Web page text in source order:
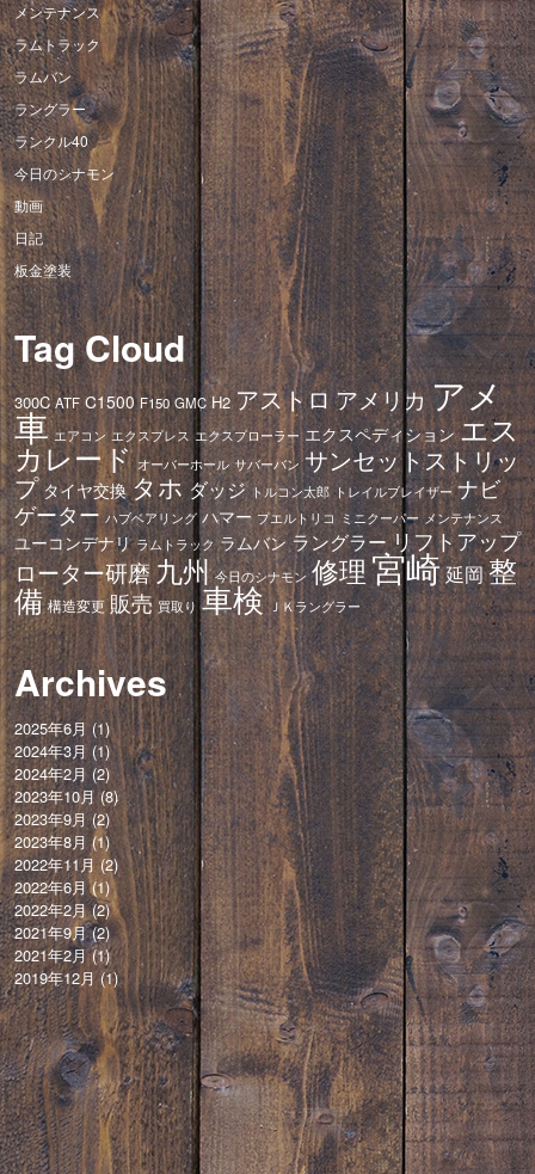
メンテナンス
ラムトラック
ラムバン
ラングラー
ランクル40
今日のシナモン
動画
日記
板金塗装
Tag Cloud
300C ATF C1500 F150 GMC H2 アストロアメリカ アメ
車 エアコン エクスプレス エクスプローラー エクスペディション エス
カレード オーバーホール サバーバン サンセットストリッ
プ タイヤ交換 タホ ダッジ トルコン太郎 トレイルブレイザー ナビ
ゲーター ハブベアリング ハマー プエルトリコ ミニクーパー メンテナンス
ユーコンデナリ ラムトラック ラムバン ラングラー リフトアップ
ローター研磨九州 今日のシナモン 修理宮崎延岡整
備 構造変更 販売 買取り 車検 ＪＫラングラー
Archives
2025年6月(1)
2024年3月(1)
2024年2月(2)
2023年10月(8)
2023年9月(2)
2023年8月(1)
2022年11月(2)
2022年6月(1)
2022年2月(2)
2021年9月(2)
2021年2月(1)
2019年12月(1)